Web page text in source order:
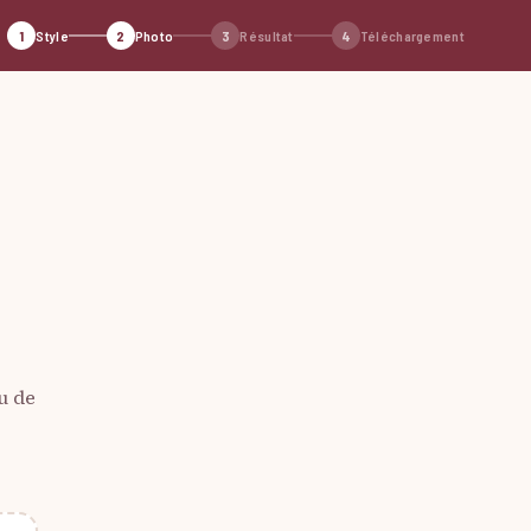
1 Style 2 Photo 3 Résultat 4 Téléchargement
de